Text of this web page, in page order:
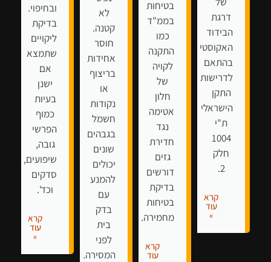
דרגת
הבידוד
האקוסטי
בהתאם
לדרישות
התקן
הישראלי
ת"י
1004
חלק
קרא
עוד
בטיחות
בממ"ד
כמו
התקנה
לקויה
חלון
אטימה
נגד
חדירת
גזים
דורשים
בדיקת
בטיחות
מחמירה.
קרא
עוד
קטנה.
חוסר
אחידות
בריצוף
נקודות
חשמל
בגבהים
שונים
יכולים
להמנע
בדק
בית
לפני
המסירה.
ובחיפוי.
בדיקת
ליקויים
שתמצא
אם
ישנן
בעיות
כמוף
הפרשי
גובה,
שיפועים,
סדקים
וכד'.
קרא
עוד